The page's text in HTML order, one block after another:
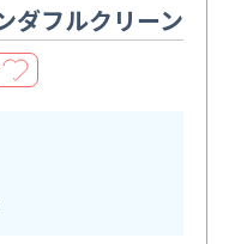
ダフルクリーン